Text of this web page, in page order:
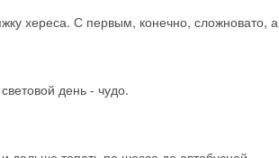
хереса. С первым, конечно, сложновато, а
день - чудо.
−5%